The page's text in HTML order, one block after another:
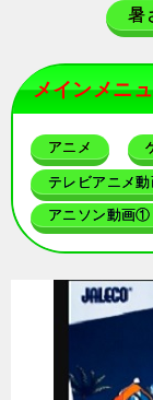
暑
メインメニ
アニメ
テレビアニメ動
アニソン動画①